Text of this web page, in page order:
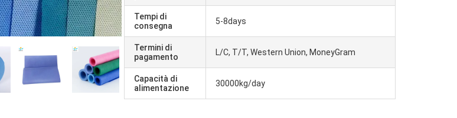
Tempi di
consegna
5-8days
Termini di
pagamento
L/C, T/T, Western Union, MoneyGram
Capacità di
alimentazione
30000kg/day